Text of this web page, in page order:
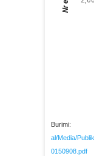
al/Media/
0150908.pdf